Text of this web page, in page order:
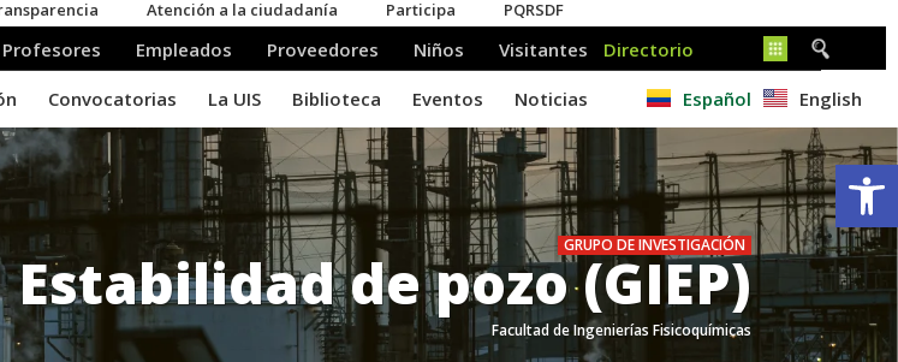
Español English
GRUPO DE INVESTIGACIÓN
Estabilidad de pozo (GIEP)
Facultad de Ingenierías Fisicoquímicas